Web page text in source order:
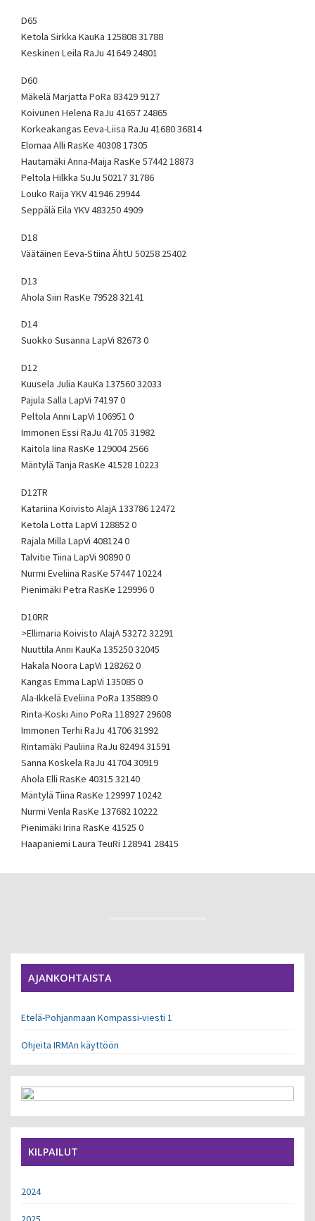
D65
Ketola Sirkka KauKa 125808 31788
Keskinen Leila RaJu 41649 24801
D60
Mäkelä Marjatta PoRa 83429 9127
Koivunen Helena RaJu 41657 24865
Korkeakangas Eeva-Liisa RaJu 41680 36814
Elomaa Alli RasKe 40308 17305
Hautamäki Anna-Maija RasKe 57442 18873
Peltola Hilkka SuJu 50217 31786
Louko Raija YKV 41946 29944
Seppälä Eila YKV 483250 4909
D18
Väätäinen Eeva-Stiina ÄhtU 50258 25402
D13
Ahola Siiri RasKe 79528 32141
D14
Suokko Susanna LapVi 82673 0
D12
Kuusela Julia KauKa 137560 32033
Pajula Salla LapVi 74197 0
Peltola Anni LapVi 106951 0
Immonen Essi RaJu 41705 31982
Kaitola Iina RasKe 129004 2566
Mäntylä Tanja RasKe 41528 10223
D12TR
Katariina Koivisto AlajA 133786 12472
Ketola Lotta LapVi 128852 0
Rajala Milla LapVi 408124 0
Talvitie Tiina LapVi 90890 0
Nurmi Eveliina RasKe 57447 10224
Pienimäki Petra RasKe 129996 0
D10RR
>Ellimaria Koivisto AlajA 53272 32291
Nuuttila Anni KauKa 135250 32045
Hakala Noora LapVi 128262 0
Kangas Emma LapVi 135085 0
Ala-Ikkelä Eveliina PoRa 135889 0
Rinta-Koski Aino PoRa 118927 29608
Immonen Terhi RaJu 41706 31992
Rintamäki Pauliina RaJu 82494 31591
Sanna Koskela RaJu 41704 30919
Ahola Elli RasKe 40315 32140
Mäntylä Tiina RasKe 129997 10242
Nurmi Venla RasKe 137682 10222
Pienimäki Irina RasKe 41525 0
Haapaniemi Laura TeuRi 128941 28415
AJANKOHTAISTA
Etelä-Pohjanmaan Kompassi-viesti 1
Ohjeita IRMAn käyttöön
KILPAILUT
2024